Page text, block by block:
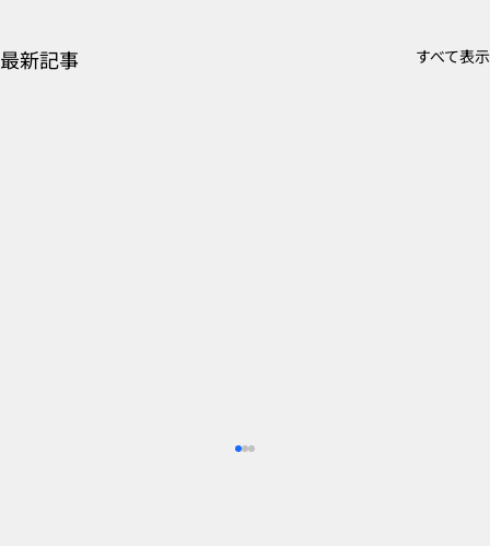
最新記事 すべて表示